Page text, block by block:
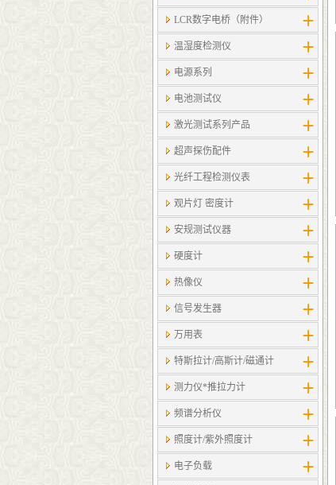
LCR数字电桥（附件）
温湿度检测仪
电源系列
电池测试仪
激光测试系列产品
超声探伤配件
光纤工程检测仪表
观片灯 密度计
安规测试仪器
硬度计
热像仪
信号发生器
万用表
特斯拉计/高斯计​/磁通计
测力仪*推拉力计
频谱分析仪
照度计/紫外照度计
电子负载